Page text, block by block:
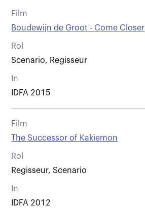
Film
Boudewijn de Groot - Come Closer
Rol
Scenario, Regisseur
In
IDFA 2015
Film
The Successor of Kakiemon
Rol
Regisseur, Scenario
In
IDFA 2012